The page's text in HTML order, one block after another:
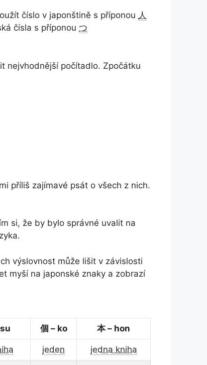
číslo v japonštině s příponou 人
čísla s příponou つ
nejvhodnější počítadlo. Zpočátku
příliš zajímavé psát o všech z nich.
si, že by bylo správné uvalit na
výslovnost může lišit v závislosti
myší na japonské znaky a zobrazí
個 – ko 本 – hon
jeden jedna kniha